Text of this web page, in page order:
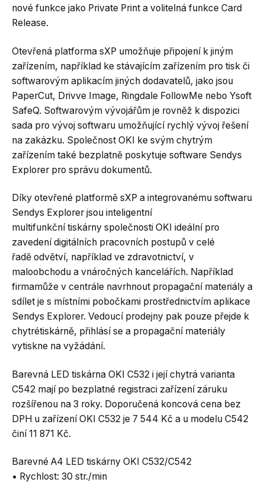
nové funkce jako Private Print a volitelná funkce Card
Release.
Otevřená platforma sXP umožňuje připojení k jiným
zařízením, například ke stávajícím zařízením pro tisk či
softwarovým aplikacím jiných dodavatelů, jako jsou
PaperCut, Drivve Image, Ringdale FollowMe nebo Ysoft
SafeQ. Softwarovým vývojářům je rovněž k dispozici
sada pro vývoj softwaru umožňující rychlý vývoj řešení
na zakázku. Společnost OKI ke svým chytrým
zařízením také bezplatně poskytuje software Sendys
Explorer pro správu dokumentů.
Díky otevřené platformě sXP a integrovanému softwaru
Sendys Explorer jsou inteligentní
multifunkční tiskárny společnosti OKI ideální pro
zavedení digitálních pracovních postupů v celé
řadě odvětví, například ve zdravotnictví, v
maloobchodu a vnáročných kancelářích. Například
firmamůže v centrále navrhnout propagační materiály a
sdílet je s místními pobočkami prostřednictvím aplikace
Sendys Explorer. Vedoucí prodejny pak pouze přejde k
chytrétiskárně, přihlásí se a propagační materiály
vytiskne na vyžádání.
Barevná LED tiskárna OKI C532 i její chytrá varianta
C542 mají po bezplatné registraci zařízení záruku
rozšířenou na 3 roky. Doporučená koncová cena bez
DPH u zařízení OKI C532 je 7 544 Kč a u modelu C542
činí 11 871 Kč.
Barevné A4 LED tiskárny OKI C532/C542
• Rychlost: 30 str./min